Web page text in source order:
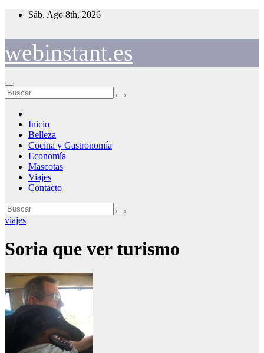
Saltar
Sáb. Ago 8th, 2026
webinstant.es
Inicio
Belleza
Cocina y Gastronomía
Economía
Mascotas
Viajes
Contacto
viajes
Soria que ver turismo